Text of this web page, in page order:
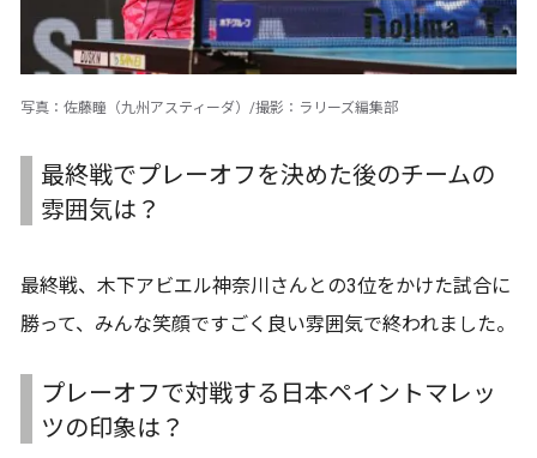
写真：佐藤瞳（九州アスティーダ）/撮影：ラリーズ編集部
最終戦でプレーオフを決めた後のチームの
雰囲気は？
最終戦、木下アビエル神奈川さんとの3位をかけた試合に
勝って、みんな笑顔ですごく良い雰囲気で終われました。
プレーオフで対戦する日本ペイントマレッ
ツの印象は？